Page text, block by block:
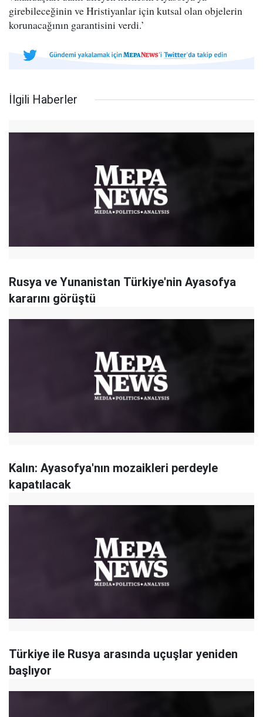
girebileceğinin ve Hristiyanlar için kutsal olan objelerin
korunacağının garantisini verdi.’
İlgili Haberler
Rusya ve Yunanistan Türkiye'nin Ayasofya
kararını görüştü
Kalın: Ayasofya'nın mozaikleri perdeyle
kapatılacak
Türkiye ile Rusya arasında uçuşlar yeniden
başlıyor